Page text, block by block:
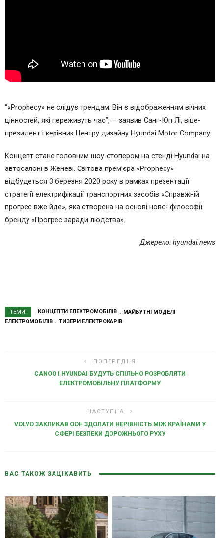
“«Prophecy» не слідує трендам. Він є відображенням вічних
цінностей, які переживуть час”, — заявив Санг-Юп Лі, віце-
президент і керівник Центру дизайну Hyundai Motor Company.
Концепт стане головним шоу-стопером на стенді Hyundai на
автосалоні в Женеві. Світова прем’єра «Prophecy»
відбудеться 3 березня 2020 року в рамках презентації
стратегії електрифікації транспортних засобів «Справжній
прогрес вже йде», яка створена на основі нової філософії
бренду «Прогрес заради людства».
Джерело: hyundai.news
ТЕМИ: КОНЦЕПТИ ЕЛЕКТРОМОБІЛІВ
МАЙБУТНІ МОДЕЛІ
ЕЛЕКТРОМОБІЛІВ
ТИЗЕРИ ЕЛЕКТРОКАРІВ
ПОПЕРЕДНЯ
CANOO І HYUNDAI БУДУТЬ СПІЛЬНО РОЗРОБЛЯТИ
ЕЛЕКТРОМОБІЛЬНУ ПЛАТФОРМУ
НАСТУПНА
VOLVO ЗАКЛИКАВ ООН ЗДОЛАТИ НЕРІВНІСТЬ МІЖ КРАЇНАМИ У
СФЕРІ БЕЗПЕКИ ДОРОЖНЬОГО РУХУ
ВАС ТАКОЖ ЗАЦІКАВИТЬ